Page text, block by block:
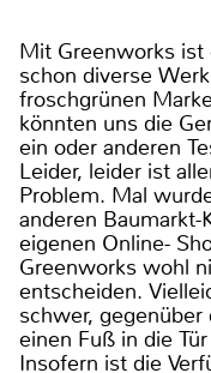
Mit Greenworks ist
schon diverse
froschgrünen
könnten uns die
ein oder anderen
Leider, leider ist
Problem. Mal
anderen
eigenen Online-
Greenworks wohl
entscheiden.
schwer,
einen Fuß in die
Insofern ist die